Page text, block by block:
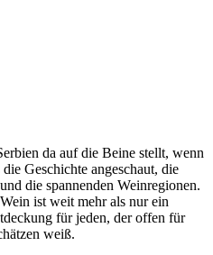
da auf die Beine stellt, wenn
Geschichte angeschaut, die
die spannenden Weinregionen.
ist weit mehr als nur ein
für jeden, der offen für
weiß.